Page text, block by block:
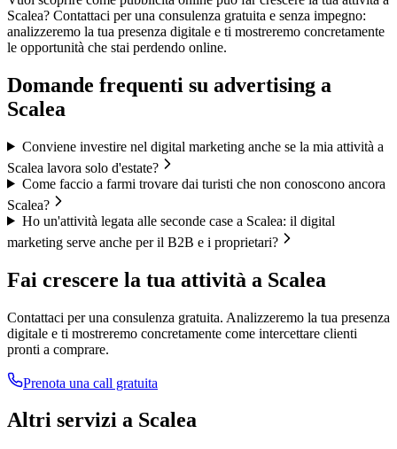
Scalea? Contattaci per una consulenza gratuita e senza impegno:
analizzeremo la tua presenza digitale e ti mostreremo concretamente
le opportunità che stai perdendo online.
Domande frequenti su advertising a
Scalea
Conviene investire nel digital marketing anche se la mia attività a
Scalea lavora solo d'estate?
Come faccio a farmi trovare dai turisti che non conoscono ancora
Scalea?
Ho un'attività legata alle seconde case a Scalea: il digital
marketing serve anche per il B2B e i proprietari?
Fai crescere la tua attività a Scalea
Contattaci per una consulenza gratuita. Analizzeremo la tua presenza
digitale e ti mostreremo concretamente come intercettare clienti
pronti a comprare.
Prenota una call gratuita
Altri servizi a Scalea